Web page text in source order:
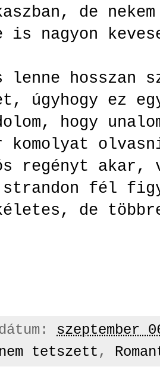
de
is nagyon
lenne hosszan
úgyhogy ez
hogy
komolyat
regényt akar,
fél
de
szeptember
nem tetszett ,